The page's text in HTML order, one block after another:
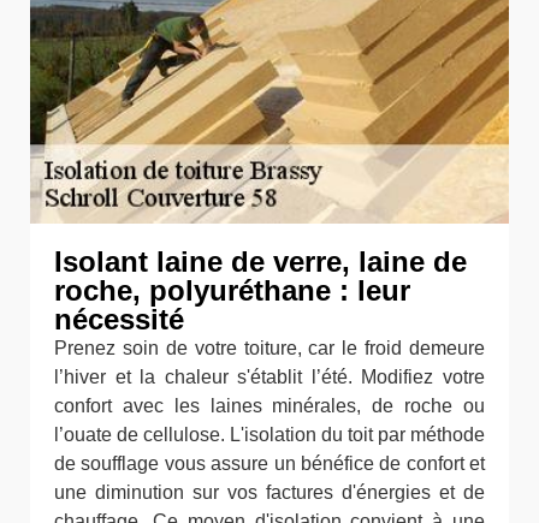
Isolant laine de verre, laine de
roche, polyuréthane : leur
nécessité
Prenez soin de votre toiture, car le froid demeure
l’hiver et la chaleur s'établit l’été. Modifiez votre
confort avec les laines minérales, de roche ou
l’ouate de cellulose. L'isolation du toit par méthode
de soufflage vous assure un bénéfice de confort et
une diminution sur vos factures d'énergies et de